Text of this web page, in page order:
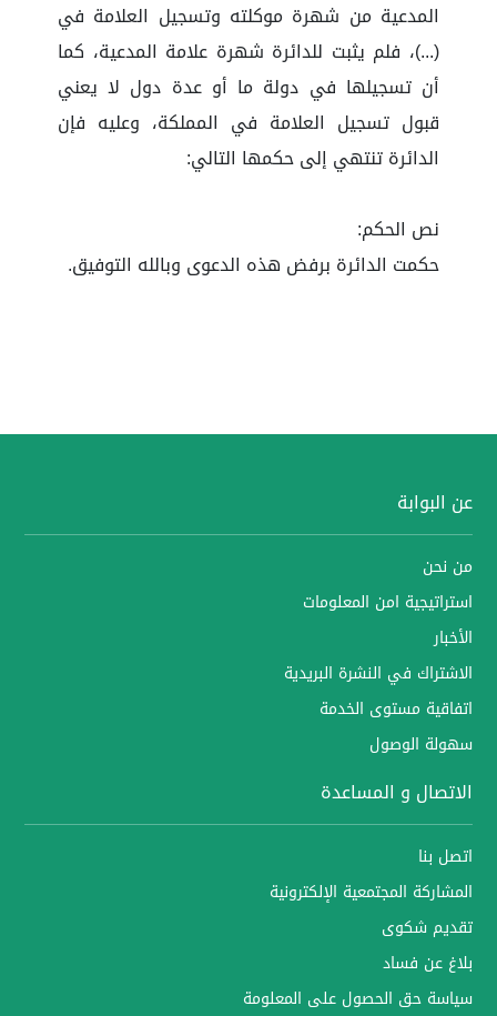
المدعية من شهرة موكلته وتسجيل العلامة في
(...)، فلم يثبت للدائرة شهرة علامة المدعية، كما
أن تسجيلها في دولة ما أو عدة دول لا يعني
قبول تسجيل العلامة في المملكة، وعليه فإن
الدائرة تنتهي إلى حكمها التالي:
نص الحكم:
حكمت الدائرة برفض هذه الدعوى وبالله التوفيق.
عن البوابة
من نحن
استراتيجية امن المعلومات
الأخبار
الاشتراك في النشرة البريدية
اتفاقية مستوى الخدمة
سهولة الوصول
الاتصال و المساعدة
اتصل بنا
المشاركة المجتمعية الإلكترونية
تقديم شكوى
بلاغ عن فساد
سياسة حق الحصول على المعلومة